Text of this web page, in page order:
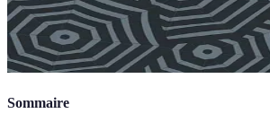
Sommaire